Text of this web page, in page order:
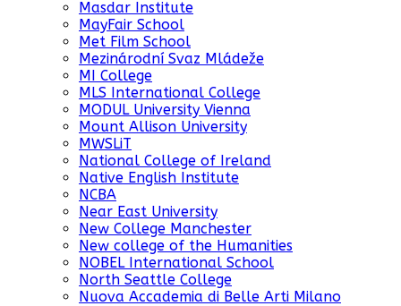
Masdar Institute
MayFair School
Met Film School
Mezinárodní Svaz Mládeže
MI College
MLS International College
MODUL University Vienna
Mount Allison University
MWSLiT
National College of Ireland
Native English Institute
NCBA
Near East University
New College Manchester
New college of the Humanities
NOBEL International School
North Seattle College
Nuova Accademia di Belle Arti Milano